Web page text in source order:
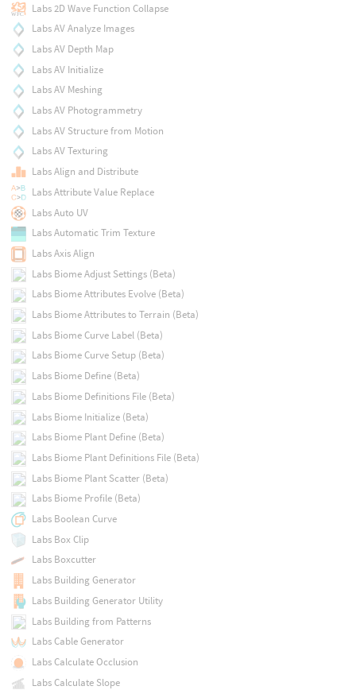
Labs 2D Wave Function Collapse
Labs AV Analyze Images
Labs AV Depth Map
Labs AV Initialize
Labs AV Meshing
Labs AV Photogrammetry
Labs AV Structure from Motion
Labs AV Texturing
Labs Align and Distribute
Labs Attribute Value Replace
Labs Auto UV
Labs Automatic Trim Texture
Labs Axis Align
Labs Biome Adjust Settings (Beta)
Labs Biome Attributes Evolve (Beta)
Labs Biome Attributes to Terrain (Beta)
Labs Biome Curve Label (Beta)
Labs Biome Curve Setup (Beta)
Labs Biome Define (Beta)
Labs Biome Definitions File (Beta)
Labs Biome Initialize (Beta)
Labs Biome Plant Define (Beta)
Labs Biome Plant Definitions File (Beta)
Labs Biome Plant Scatter (Beta)
Labs Biome Profile (Beta)
Labs Boolean Curve
Labs Box Clip
Labs Boxcutter
Labs Building Generator
Labs Building Generator Utility
Labs Building from Patterns
Labs Cable Generator
Labs Calculate Occlusion
Labs Calculate Slope